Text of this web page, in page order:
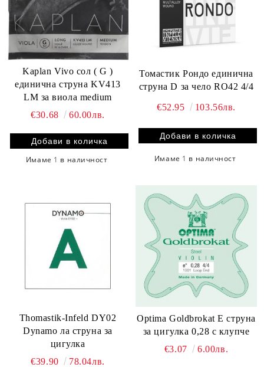
Kaplan Vivo сол ( G )
единична струна KV413
LM за виола medium
€30.68
60.00лв.
Имаме 1 в наличност
Томастик Рондо единична
струна D за чело RO42 4/4
€52.95 103.56лв.
Имаме 1 в наличност
Thomastik-Infeld DY02
Dynamo ла струна за
цигулка
€39.90
78.04лв.
Optima Goldbrokat E струна
за цигулка 0,28 с клупче
€3.07
6.00лв.